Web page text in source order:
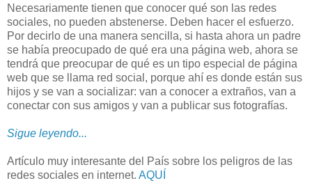
Necesariamente tienen que conocer qué son las redes
sociales, no pueden abstenerse. Deben hacer el esfuerzo.
Por decirlo de una manera sencilla, si hasta ahora un padre
se había preocupado de qué era una página web, ahora se
tendrá que preocupar de qué es un tipo especial de página
web que se llama red social, porque ahí es donde están sus
hijos y se van a socializar: van a conocer a extraños, van a
conectar con sus amigos y van a publicar sus fotografías.
Sigue leyendo...
Artículo muy interesante del País sobre los peligros de las
redes sociales en internet. AQUÍ